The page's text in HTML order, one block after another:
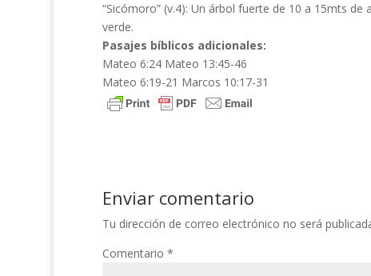
“Sicómoro” (v.4): Un árbol fuerte de 10 a 15mts
verde.
Pasajes bíblicos adicionales:
Mateo 6:24 Mateo 13:45-46
Mateo 6:19-21 Marcos 10:17-31
Enviar comentario
Tu dirección de correo electrónico no será
Comentario *